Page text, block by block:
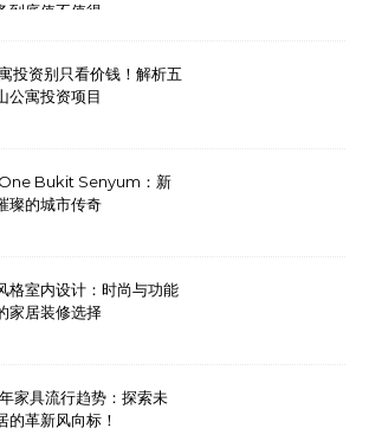
到底值不值得
投资别只看价钱！解析五
公寓投资项目
Bukit Senyum：新
璨的城市传奇
格室内设计：时尚与功能
家居装修选择
家具流行趋势：探索未
的革新风向标！